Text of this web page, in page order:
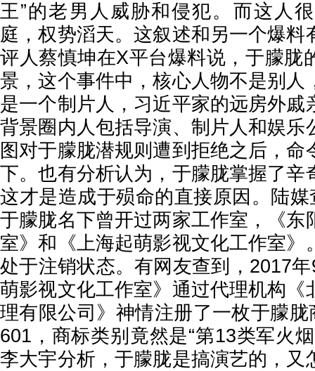
王”的老男人威胁和侵犯。而这人
庭，权势滔天。这叙述和另一个爆料
评人蔡慎坤在X平台爆料说，于朦胧
景，这个事件中，核心人物不是别人
是一个制片人，习近平家的远房外戚
背景圈内人包括导演、制片人和娱乐
图对于朦胧潜规则遭到拒绝之后，命
下。也有分析认为，于朦胧掌握了辛
这才是造成于殒命的直接原因。陆媒
于朦胧名下曾开过两家工作室，《东
室》和《上海起萌影视文化工作室》
处于注销状态。有网友查到，2017
萌影视文化工作室》通过代理机构《
理有限公司》神情注册了一枚于朦
601，商标类别竟然是“第13类军火
李大宇分析，于朦胧是搞演艺的，又